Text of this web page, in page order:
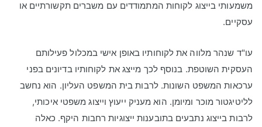
משמעותי בייצוג לקוחות המתמודדים עם משברים תקשורתיים או
עסקיים.
עו"ד שנהר מלווה את לקוחותיו באופן אישי במכלול פעילותם
העסקית השוטפת. בנוסף לכך מייצג את לקוחותיו בדיונים בפני
ערכאות המשפט השונות. לרבות בית המשפט העליון. הוא נחשב
לליטיגטור מוכר ומיומן. הוא מעניק ייעוץ וייצוג משפטי איכותי,
לרבות בייצוג נתבעים בתובענות ייצוגיות רחבות היקף. כאלה